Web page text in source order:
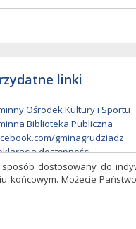
dostosowany do
końcowym. Możecie
linki
Ośrodek Kultury i Sportu
Biblioteka Publiczna
gminagrudziadz
dostępności